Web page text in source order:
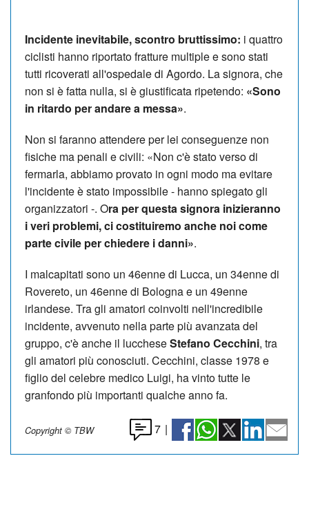
Incidente inevitabile, scontro bruttissimo: i quattro
ciclisti hanno riportato fratture multiple e sono stati
tutti ricoverati all'ospedale di Agordo. La signora, che
non si è fatta nulla, si è giustificata ripetendo: «Sono
in ritardo per andare a messa».
Non si faranno attendere per lei conseguenze non
fisiche ma penali e civili: «Non c'è stato verso di
fermarla, abbiamo provato in ogni modo ma evitare
l'incidente è stato impossibile - hanno spiegato gli
organizzatori -. Ora per questa signora inizieranno
i veri problemi, ci costituiremo anche noi come
parte civile per chiedere i danni».
I malcapitati sono un 46enne di Lucca, un 34enne di
Rovereto, un 46enne di Bologna e un 49enne
irlandese. Tra gli amatori coinvolti nell'incredibile
incidente, avvenuto nella parte più avanzata del
gruppo, c'è anche il luccheseStefano Cecchini, tra
gli amatori più conosciuti. Cecchini, classe 1978 e
figlio del celebre medico Luigi, ha vinto tutte le
granfondo più importanti qualche anno fa.
Copyright © TBW 7 |